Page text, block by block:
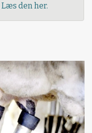
Læs den her.